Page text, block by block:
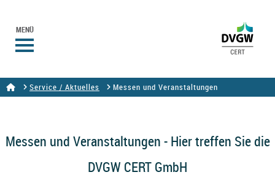
MENÜ
Service / Aktuelles Messen und Veranstaltungen
Messen und Veranstaltungen - Hier treffen Sie die
DVGW CERT GmbH